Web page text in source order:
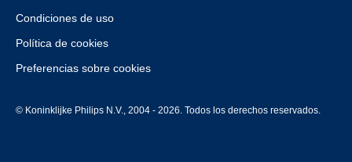
Condiciones de uso
Política de cookies
Preferencias sobre cookies
© Koninklijke Philips N.V., 2004 - 2026. Todos los derechos reservados.